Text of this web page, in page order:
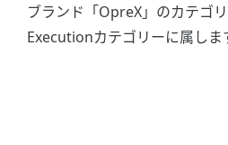
ブランド「OpreX」のカテゴ
Executionカテゴリーに属しま